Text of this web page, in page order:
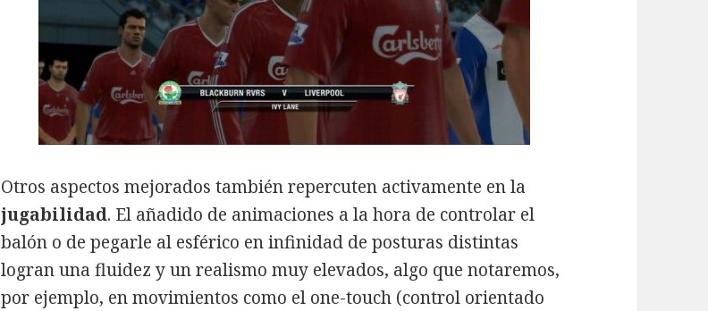
Otros aspectos mejorados también repercuten activamente en la
jugabilidad. El añadido de animaciones a la hora de controlar el
balón o de pegarle al esférico en infinidad de posturas distintas
logran una fluidez y un realismo muy elevados, algo que notaremos,
por ejemplo, en movimientos como el one-touch (control orientado